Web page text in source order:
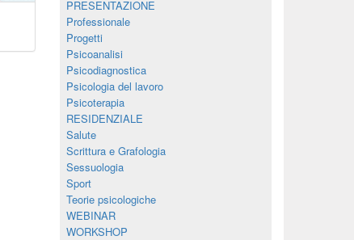
PRESENTAZIONE
Professionale
Progetti
Psicoanalisi
Psicodiagnostica
Psicologia del lavoro
Psicoterapia
RESIDENZIALE
Salute
Scrittura e Grafologia
Sessuologia
Sport
Teorie psicologiche
WEBINAR
WORKSHOP